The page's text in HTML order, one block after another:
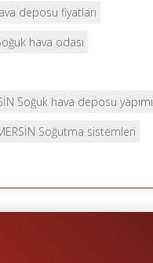
deposu fiyatları
hava odası
Soğuk hava deposu yapımı
Soğutma sistemleri